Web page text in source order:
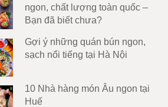
ngon, chất lượng toàn quốc –
Bạn đã biết chưa?
Gợi ý những quán bún ngon,
sạch nổi tiếng tại Hà Nội
10 Nhà hàng món Âu ngon tại
Huế